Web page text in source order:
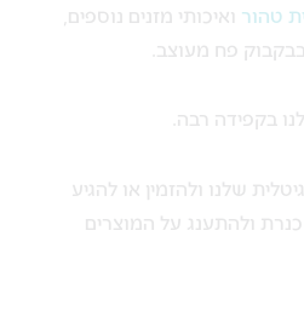
טהור ואיכותי מזנים נוספים,
פח מעוצב.
בקפידה רבה.
שלנו ולהזמין או להגיע
ולהתענג על המוצרים